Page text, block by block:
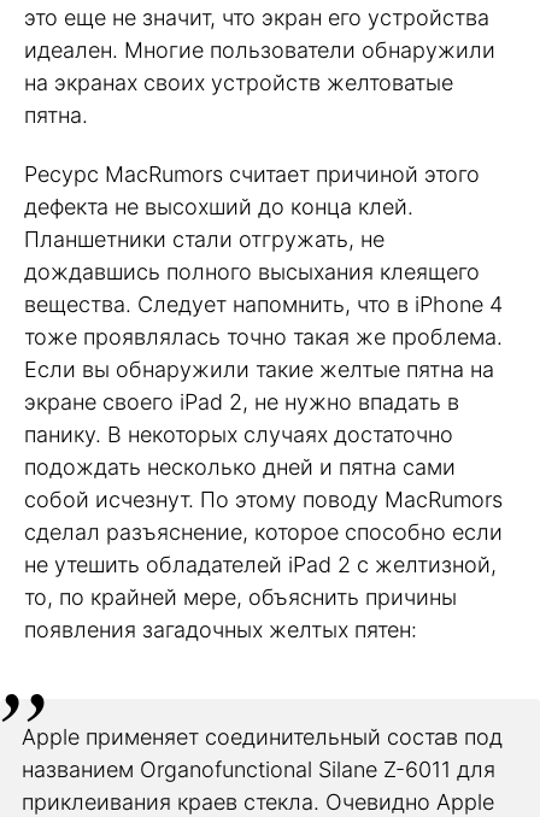
это еще не значит, что экран его устройства
идеален. Многие пользователи обнаружили
на экранах своих устройств желтоватые
пятна.
Ресурс MacRumors считает причиной этого
дефекта не высохший до конца клей.
Планшетники стали отгружать, не
дождавшись полного высыхания клеящего
вещества. Следует напомнить, что в iPhone 4
тоже проявлялась точно такая же проблема.
Если вы обнаружили такие желтые пятна на
экране своего iPad 2, не нужно впадать в
панику. В некоторых случаях достаточно
подождать несколько дней и пятна сами
собой исчезнут. По этому поводу MacRumors
сделал разъяснение, которое способно если
не утешить обладателей iPad 2 c желтизной,
то, по крайней мере, объяснить причины
появления загадочных желтых пятен:
Apple применяет соединительный состав под
названием Organofunctional Silane Z-6011 для
приклеивания краев стекла. Очевидно Apple